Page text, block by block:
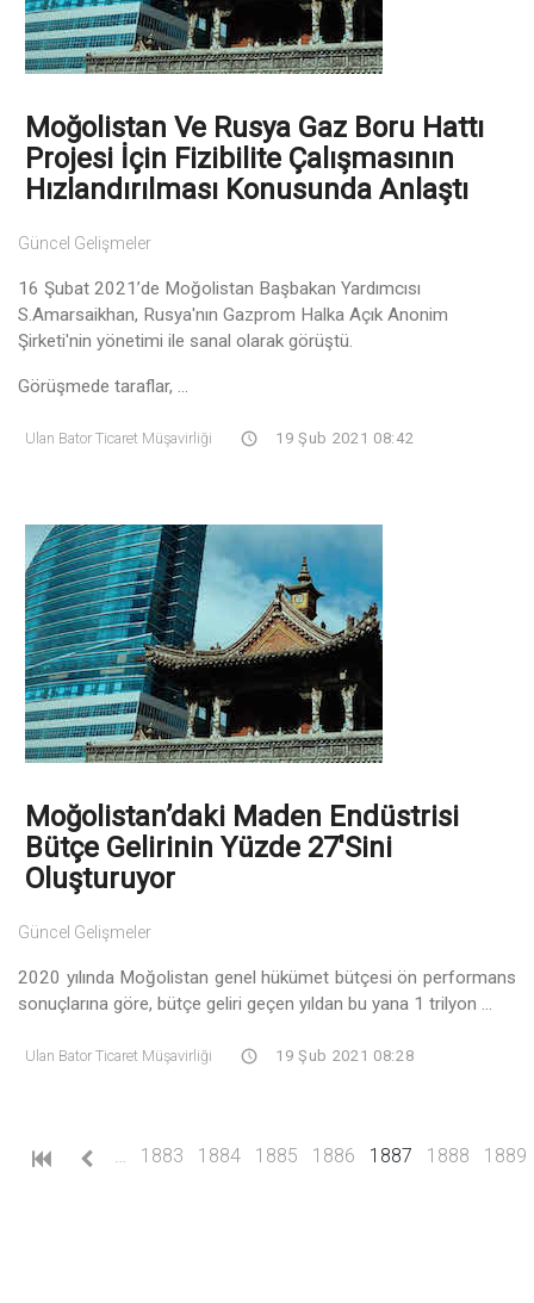
Moğolistan Ve Rusya Gaz Boru Hattı
Projesi İçin Fizibilite Çalışmasının
Hızlandırılması Konusunda Anlaştı
Güncel Gelişmeler
16 Şubat 2021’de Moğolistan Başbakan Yardımcısı
S.Amarsaikhan, Rusya'nın Gazprom Halka Açık Anonim
Şirketi'nin yönetimi ile sanal olarak görüştü.
Görüşmede taraflar, ...
Ulan Bator Ticaret Müşavirliği 19 Şub 2021 08:42
Moğolistan’daki Maden Endüstrisi
Bütçe Gelirinin Yüzde 27'sini
Oluşturuyor
Güncel Gelişmeler
2020 yılında Moğolistan genel hükümet bütçesi ön performans
sonuçlarına göre, bütçe geliri geçen yıldan bu yana 1 trilyon ...
Ulan Bator Ticaret Müşavirliği 19 Şub 2021 08:28
1883 1884 1885 1886 1887 (current)
1888 1889